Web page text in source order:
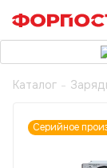
Каталог -
Серийное